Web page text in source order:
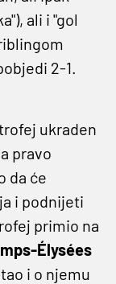
ali i "gol
2-1.
ukraden
pravo
da će
i podnijeti
primio na
Élysées
i o njemu